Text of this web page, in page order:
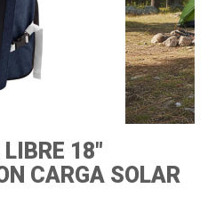
18"
CARGA SOLAR
de pago a través de
pago a través de
en producto
entre el 08/05/2023 y el